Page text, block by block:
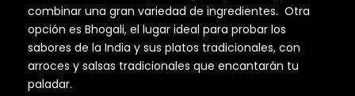
combinar una gran variedad de ingredientes. Otra
opción es Bhogali, el lugar ideal para probar los
sabores de la India y sus platos tradicionales, con
arroces y salsas tradicionales que encantarán tu
paladar.